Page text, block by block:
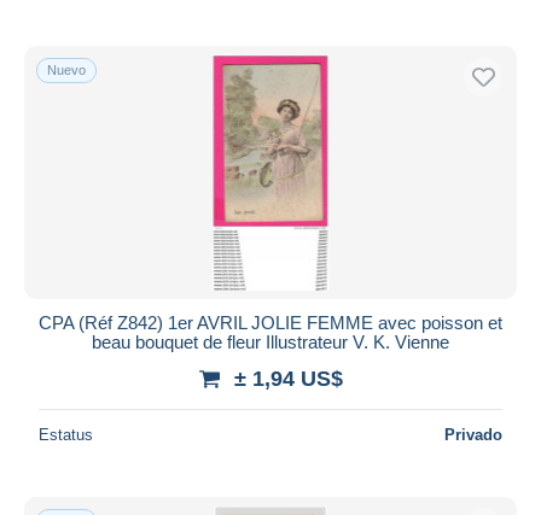
Nuevo
CPA (Réf Z842) 1er AVRIL JOLIE FEMME avec poisson et
beau bouquet de fleur Illustrateur V. K. Vienne
± 1,94 US$
Estatus Privado